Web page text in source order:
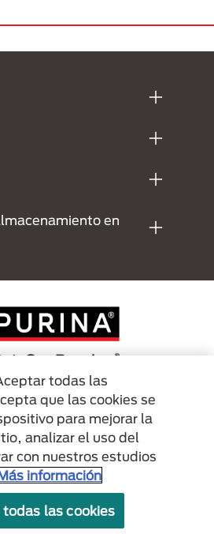
en
Purina
owned by Société des Produits Nestlé S.A.,
or are used with permission.
Términos de
privacidad
todas las
que las cookies se
para mejorar la
analizar el uso del
con nuestros estudios
información
las cookies